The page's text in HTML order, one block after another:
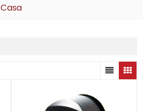
Casa